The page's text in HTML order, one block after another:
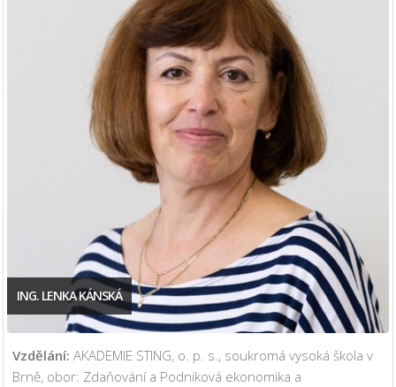
ING. LENKA KÁNSKÁ
Vzdělání: AKADEMIE STING, o. p. s., soukromá vysoká škola v
Brně, obor: Zdaňování a Podniková ekonomika a